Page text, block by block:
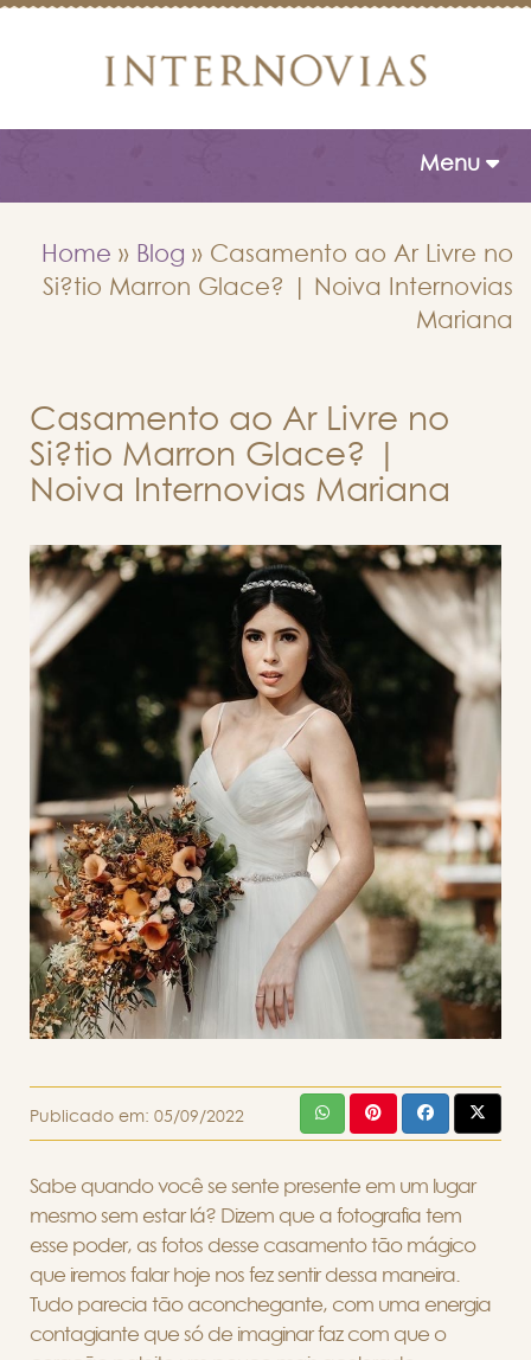
Toggle
Menu
Home » Blog » Casamento ao Ar Livre no
Si?tio Marron Glace? | Noiva Internovias
Mariana
Casamento ao Ar Livre no
Si?tio Marron Glace? |
Noiva Internovias Mariana
Publicado em: 05/09/2022
Sabe quando você se sente presente em um lugar
mesmo sem estar lá? Dizem que a fotografia tem
esse poder, as fotos desse casamento tão mágico
que iremos falar hoje nos fez sentir dessa maneira.
Tudo parecia tão aconchegante, com uma energia
contagiante que só de imaginar faz com que o